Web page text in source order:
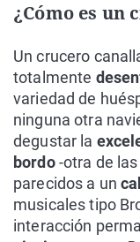
¿Cómo es un
Un crucero
totalmente
variedad de
ninguna otra
degustar la
bordo-otra de
parecidos a un
musicales tipo
interacción